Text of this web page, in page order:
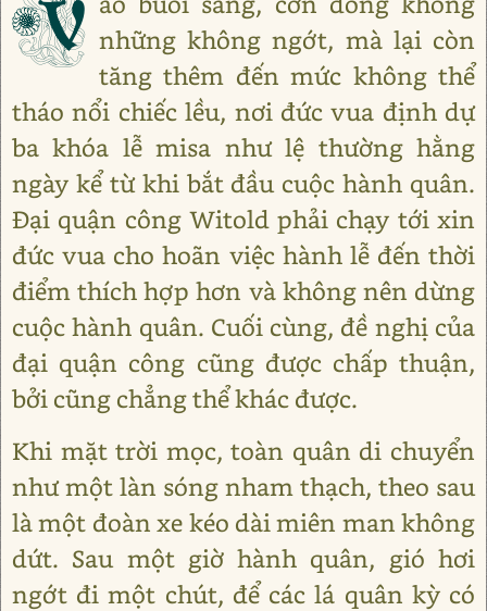
V những không ngớt, mà lại còn
tăng thêm đến mức không thể
tháo nổi chiếc lều, nơi đức vua định dự
ba khóa lễ misa như lệ thường hằng
ngày kể từ khi bắt đầu cuộc hành quân.
Đại quận công Witold phải chạy tới xin
đức vua cho hoãn việc hành lễ đến thời
điểm thích hợp hơn và không nên dừng
cuộc hành quân. Cuối cùng, đề nghị của
đại quận công cũng được chấp thuận,
bởi cũng chẳng thể khác được.
Khi mặt trời mọc, toàn quân di chuyển
như một làn sóng nham thạch, theo sau
là một đoàn xe kéo dài miên man không
dứt. Sau một giờ hành quân, gió hơi
ngớt đi một chút, để các lá quân kỳ có